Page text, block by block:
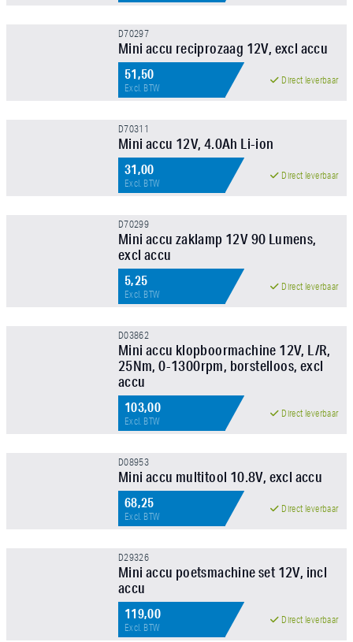
D70297
Mini accu reciprozaag 12V, excl accu
51,50
Excl. BTW
Direct leverbaar
D70311
Mini accu 12V, 4.0Ah Li-ion
31,00
Excl. BTW
Direct leverbaar
D70299
Mini accu zaklamp 12V 90 Lumens,
excl accu
5,25
Excl. BTW
Direct leverbaar
D03862
Mini accu klopboormachine 12V, L/R,
25Nm, 0-1300rpm, borstelloos, excl
accu
103,00
Excl. BTW
Direct leverbaar
D08953
Mini accu multitool 10.8V, excl accu
68,25
Excl. BTW
Direct leverbaar
D29326
Mini accu poetsmachine set 12V, incl
accu
119,00
Excl. BTW
Direct leverbaar